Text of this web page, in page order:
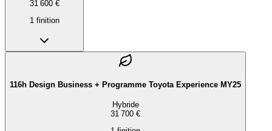
31 600 €
1finition
116h Design Business + Programme Toyota Experience MY25
Hybride
31 700 €